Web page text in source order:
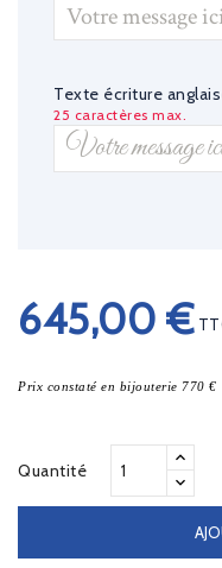
Texte écriture
25 caractères max.
645,00 €
Prix constaté en bijouterie 770 €
Quantité